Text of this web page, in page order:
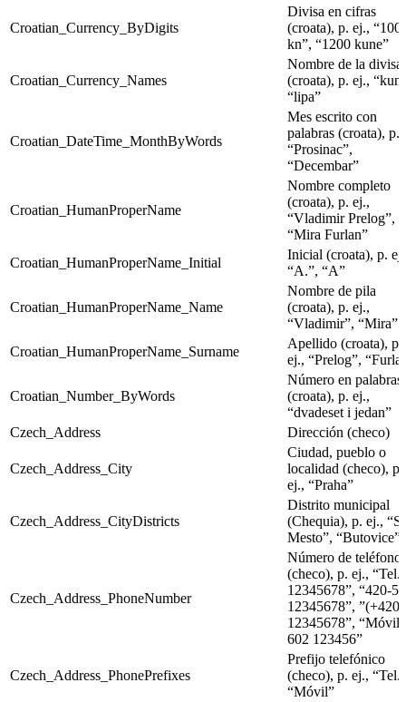
Croatian_Currency_ByDigits
Divisa en cifras
(croata), p. ej., “100
kn”, “1200 kune”
Croatian_Currency_Names
Nombre de la divisa
(croata), p. ej.,
“lipa”
Croatian_DateTime_MonthByWords
Mes escrito con
palabras (croata), p.
“Prosinac”,
“Decembar”
Croatian_HumanProperName
Nombre completo
(croata), p. ej.,
“Vladimir Prelog”,
“Mira Furlan”
Croatian_HumanProperName_Initial
Inicial (croata), p.
“А.”, “А”
Croatian_HumanProperName_Name
Nombre de pila
(croata), p. ej.,
“Vladimir”, “Mira”
Croatian_HumanProperName_Surname
Apellido (croata), p.
ej., “Prelog”,
Croatian_Number_ByWords
Número en palabras
(croata), p. ej.,
“dvadeset i jedan”
Czech_Address
Dirección (checo)
Czech_Address_City
Ciudad, pueblo o
localidad (checo), p.
ej., “Praha”
Czech_Address_CityDistricts
Distrito municipal
(Chequia), p. ej.,
Mesto”, “Butovice”
Czech_Address_PhoneNumber
Número de teléfono
(checo), p. ej., “Tel.
12345678”, “420-5-
12345678”,
12345678”, “Móvil:
602 123456”
Czech_Address_PhonePrefixes
Prefijo telefónico
(checo), p. ej.,
“Móvil”